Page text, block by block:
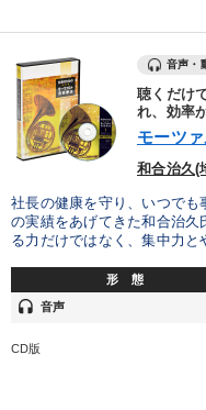
仕事のスキルと人間力を
組織と人を動かすマネジ
目的別
経営を改善したい 業
音声・
聴くだけ
れ、効率
モーツ
和合治久(
社長の健康を守り、いつでも
の実績をあげてきた和合治
る力だけではなく、集中力
形 態
headset 音声
CD版